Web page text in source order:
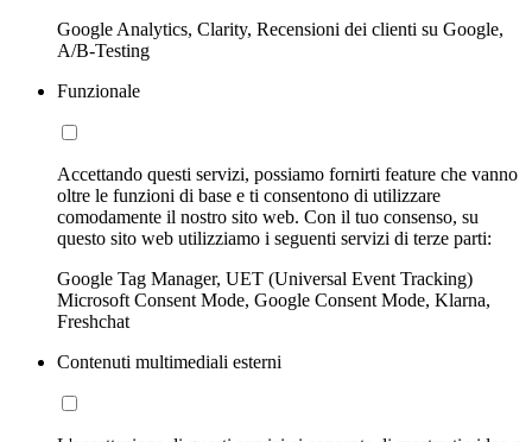
Google Analytics, Clarity, Recensioni dei clienti su Google,
A/B-Testing
Funzionale
Accettando questi servizi, possiamo fornirti feature che vanno
oltre le funzioni di base e ti consentono di utilizzare
comodamente il nostro sito web. Con il tuo consenso, su
questo sito web utilizziamo i seguenti servizi di terze parti:
Google Tag Manager, UET (Universal Event Tracking)
Microsoft Consent Mode, Google Consent Mode, Klarna,
Freshchat
Contenuti multimediali esterni